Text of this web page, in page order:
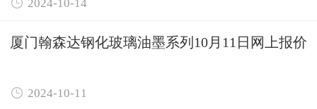
2024-10-14
厦门翰森达钢化玻璃油墨系列10月11日网上报价
 2024-10-11